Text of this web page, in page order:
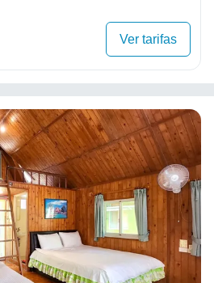
Ver tarifas